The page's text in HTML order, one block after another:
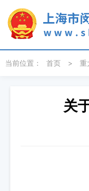
当前位置： 首页 > 重
关